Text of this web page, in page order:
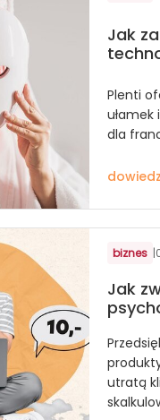
Jak
Plenti
dla
biznes |
Jak
utratą